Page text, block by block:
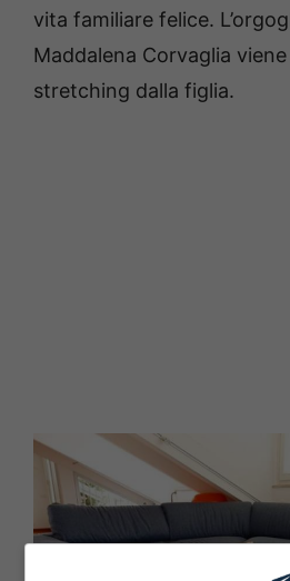
vita familiare felice.
Maddalena Corvaglia
stretching dalla figlia.